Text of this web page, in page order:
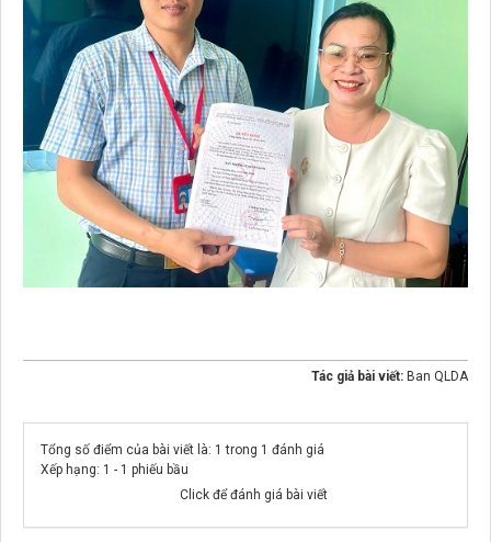
Tác giả bài viết: Ban QLDA
Tổng số điểm của bài viết là: 1 trong 1 đánh giá
Xếp hạng: 1 - 1 phiếu bầu
Click để đánh giá bài viết